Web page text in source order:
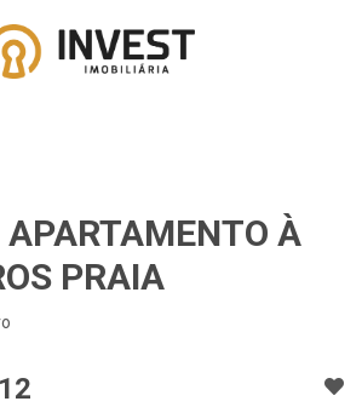
À
PRAIA